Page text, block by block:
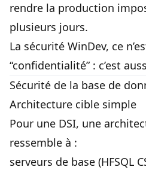
rendre la production
plusieurs jours.
La sécurité WinDev, ce
“confidentialité” : c’est
Sécurité de la base de
Architecture cible simple
Pour une DSI, une
ressemble à :
serveurs de base (HFSQL